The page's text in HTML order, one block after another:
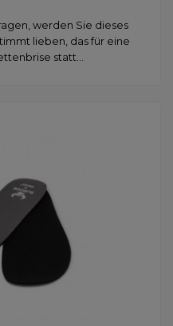
werden Sie dieses
lieben, das für eine
statt...